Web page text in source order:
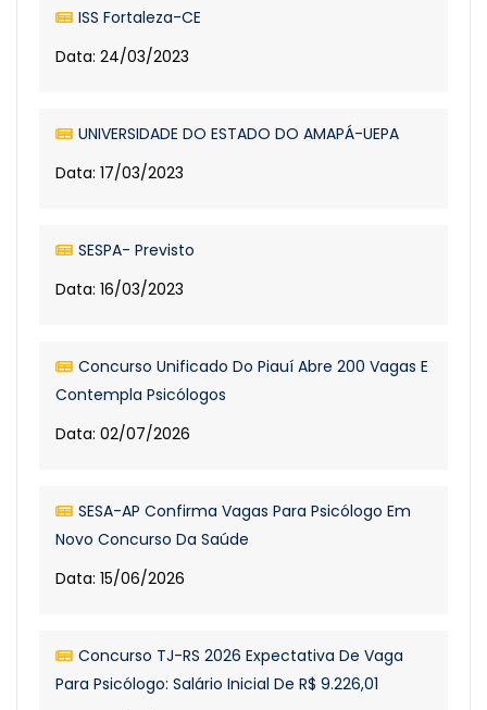
ISS Fortaleza-CE
Data: 24/03/2023
UNIVERSIDADE DO ESTADO DO AMAPÁ-UEPA
Data: 17/03/2023
SESPA- Previsto
Data: 16/03/2023
Concurso Unificado Do Piauí Abre 200 Vagas E
Contempla Psicólogos
Data: 02/07/2026
SESA-AP Confirma Vagas Para Psicólogo Em
Novo Concurso Da Saúde
Data: 15/06/2026
Concurso TJ-RS 2026 Expectativa De Vaga
Para Psicólogo: Salário Inicial De R$ 9.226,01